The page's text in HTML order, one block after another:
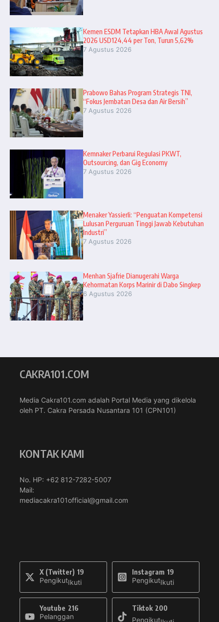
Kemen ESDM Tetapkan HBA Awal Agustus
2026 USD124,44 per Ton, Turun 5,62%
7 Agustus 2026
Prabowo Bahas Program Strategis TNI,
“Fokus Jembatan Desa dan Air Bersih”
7 Agustus 2026
Kemnaker Perbarui Regulasi PKWT,
Outsourcing, dan Gig Economy
7 Agustus 2026
Menaker Yassierli: “Penguatan Kompetensi
Lulusan Perguruan Tinggi Jawab Kebutuhan
Industri”
7 Agustus 2026
Menhan Sjafrie Dianugerahi Warga
Kehormatan Korps Marinir di Dabo Singkep
6 Agustus 2026
CAKRA101.COM
Media Cakra101.com adalah Portal Media yang dikelola
oleh PT. Cakra Persada Nusantara 101 (CPN101)
KONTAK KAMI
No. HP: +62 812-7282-5007
Mail:
mediacakra101official@gmail.com
X (Twitter) 19
PengikutIkuti
Instagram 19
PengikutIkuti
Youtube 216
Pelanggan
Tiktok 200
Pengikut